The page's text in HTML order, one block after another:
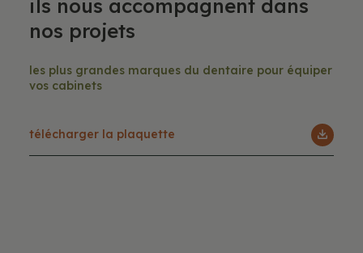
Ils nous accompagnent dans
nos projets
Les plus grandes marques du dentaire pour équiper
vos cabinets
Télécharger la plaquette